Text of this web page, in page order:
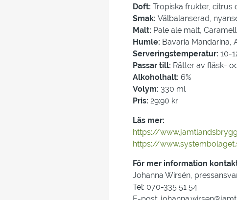
Doft: Tropiska frukter, citrus
Smak: Välbalanserad,
Malt: Pale ale malt,
Humle: Bavaria Mandarina,
Serveringstemperatur: 10-
Passar till: Rätter av fläsk-
Alkoholhalt: 6%
Volym: 330 ml
Pris: 29:90 kr
Läs mer:
https://
https://
För mer information
Johanna Wirsén,
Tel: 070-335 51 54